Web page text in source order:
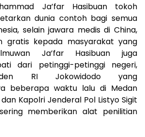
Ja’far Hasibuan tokoh
dunia contoh bagi semua
selain jawara medis di China,
gratis kepada masyarakat yang
Ja’far Hasibuan juga
dari petinggi-petinggi negeri,
RI Jokowidodo yang
beberapa waktu lalu di Medan
Kapolri Jenderal Pol Listyo Sigit
memberikan alat penilitian